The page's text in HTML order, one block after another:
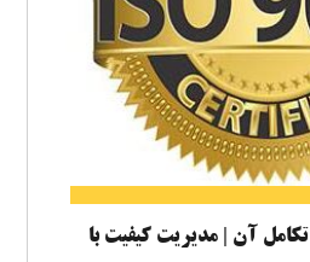
تکامل آن | مدیریت کیفیت با